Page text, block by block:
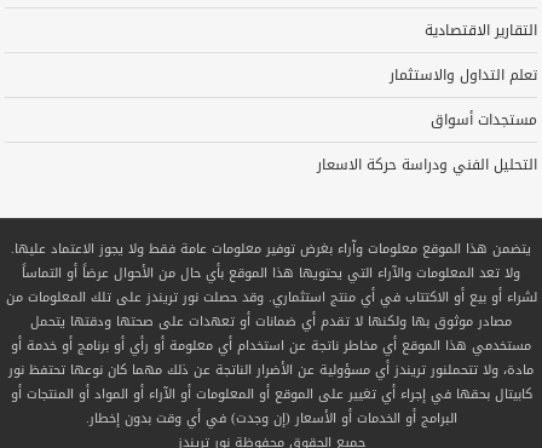
التقارير الاقتصادية
تعلم التداول والاستثمار
مستجدات أسواق
التحليل الفني ودراسة حركة الاسعار
يتضمن هذا الموقع معلومات وآراء بغرض توفير معلومات عامة فقط ولا يجوز الاعتماد عليها.
ولا تعد المعلومات والآراء التي يحتويها هذا الموقع بأي حال من الأحوال عرضاً أو التماساً
لشراء أو بيع أو الاكتتاب في أي منتج استثماري. وقد حصلت نور تريندز على تلك المعلومات من
مصادر موثوق بها ولكنها لا تقدم أي ضمانات أو تعهدات على صحتها ودقتها يتحمل
مستخدمي هذا الموقع أي مخاطر ناتجة عن استخدام أي معلومة أو رأي أو برنامج أو خدمة أو
مادة، ولا تتحملنور تريندز أي مسؤولية عن الأضرار الناتجة عن ذلك مهما كان نوعها تحتفظ نور
كابيتال بحقها في إجراء أي تغيير على الموقع أو المعلومات أو الآراء أو المواد أو المنتجات أو
البرامج أو الخدمات أو الأسعار (إن وجدت) في أي وقت بدون إخطار.
جميع الحقوق محفوظةنور تريندز